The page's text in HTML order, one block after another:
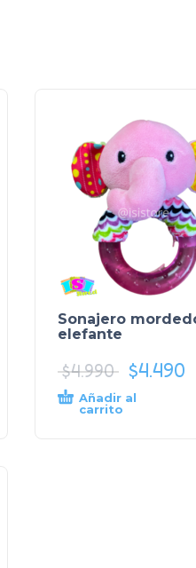
Sonajero
elefante
$4.990 $4.490
Añadir al
carrito